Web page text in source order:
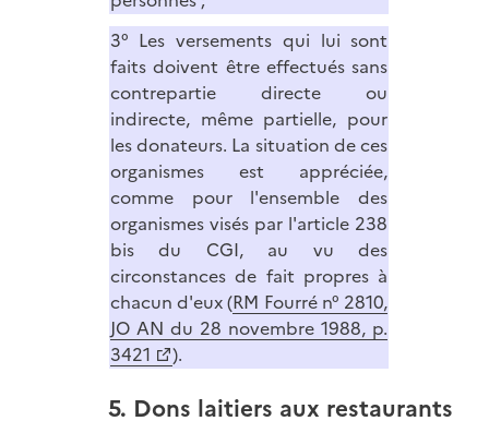
3° Les versements qui lui sont
faits doivent être effectués sans
contrepartie directe ou
indirecte, même partielle, pour
les donateurs. La situation de ces
organismes est appréciée,
comme pour l'ensemble des
organismes visés par l'article 238
bis du CGI, au vu des
circonstances de fait propres à
chacun d'eux (RM Fourré n° 2810,
JO AN du 28 novembre 1988, p.
3421
).
5. Dons laitiers aux restaurants